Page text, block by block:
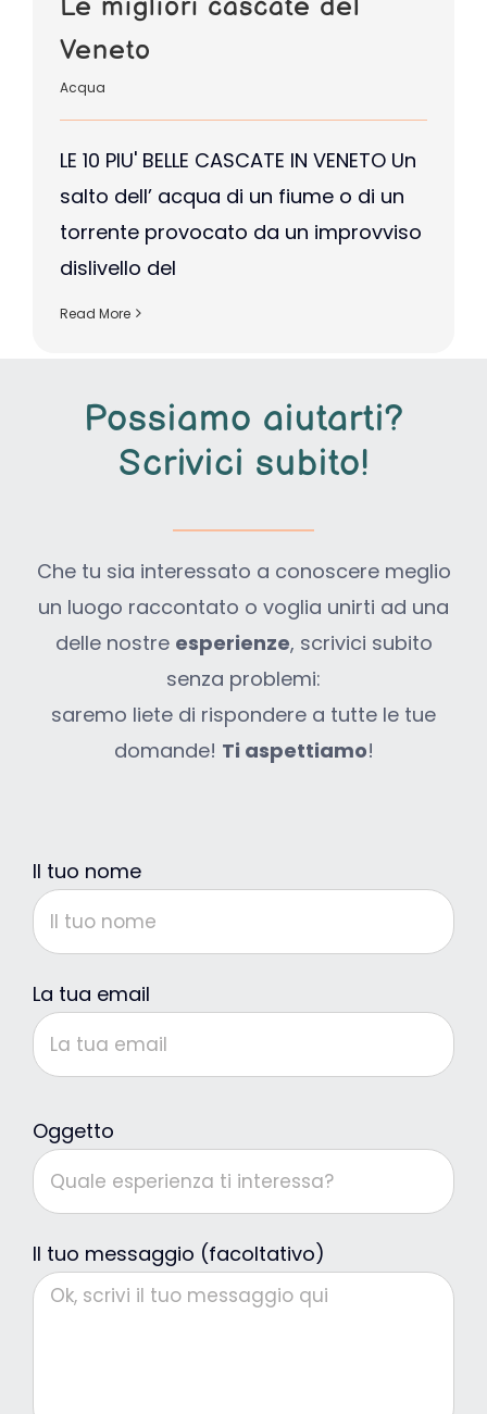
Le migliori cascate del
Veneto
Acqua
LE 10 PIU' BELLE CASCATE IN VENETO Un
salto dell’ acqua di un fiume o di un
torrente provocato da un improvviso
dislivello del
Read More
Possiamo aiutarti?
Scrivici subito!
Che tu sia interessato a conoscere meglio
un luogo raccontato o voglia unirti ad una
delle nostre esperienze, scrivici subito
senza problemi:
saremo liete di rispondere a tutte le tue
domande! Ti aspettiamo!
Il tuo nome
La tua email
Oggetto
Il tuo messaggio (facoltativo)